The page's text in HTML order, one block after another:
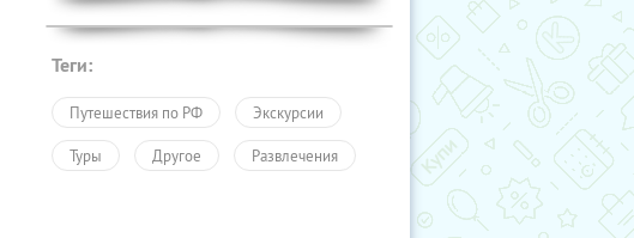
Теги:
Путешествия по РФ Экскурсии
Туры Другое Развлечения